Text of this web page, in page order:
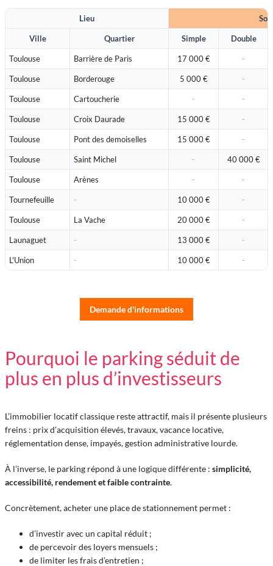
Lieu
Ville Quartier Simple Double
Toulouse Barrière de Paris 17 000 €
Toulouse Borderouge 5 000 €
Toulouse Cartoucherie
Toulouse Croix Daurade 15 000 €
Toulouse Pont des demoiselles 15 000 €
Toulouse Saint Michel 40 000 €
Toulouse Arènes
Tournefeuille 10 000 €
Toulouse La Vache 20 000 €
Launaguet 13 000 €
L'Union 10 000 €
Demande d'informations
Pourquoi le parking séduit de
plus en plus d’investisseurs
L’immobilier locatif classique reste attractif, mais il présente plusieurs
freins : prix d’acquisition élevés, travaux, vacance locative,
réglementation dense, impayés, gestion administrative lourde.
À l’inverse, le parking répond à une logique différente : simplicité,
accessibilité, rendement et faible contrainte.
Concrètement, acheter une place de stationnement permet :
d’investir avec un capital réduit ;
de percevoir des loyers mensuels ;
de limiter les frais d’entretien ;